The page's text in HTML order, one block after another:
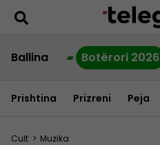
Ballina Botërori 2026
Prishtina Prizreni Peja
Cult > Muzika